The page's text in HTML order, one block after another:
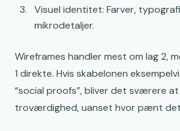
Visuel identitet: Farver,
mikrodetaljer.
Wireframes handler mest om lag 2,
1 direkte. Hvis skabelonen
“social proofs”, bliver det sværere at
troværdighed, uanset hvor pænt det